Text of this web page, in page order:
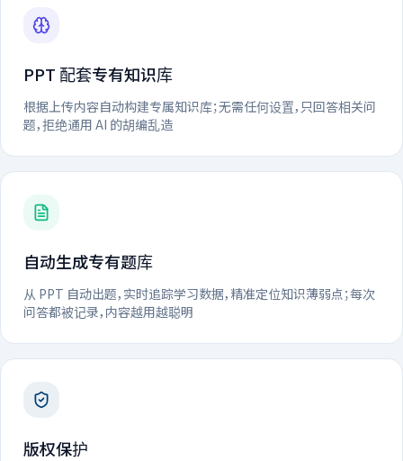
PPT 配套专有知识库
根据上传内容自动构建专属知识库；无需任何设置，只回答相关问
题，拒绝通用 AI 的胡编乱造
自动生成专有题库
从 PPT 自动出题，实时追踪学习数据，精准定位知识薄弱点；每次
问答都被记录，内容越用越聪明
版权保护